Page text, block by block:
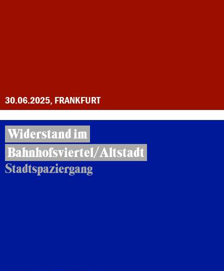
30.06.2025, FRANKFURT
Widerstand im
Bahnhofsviertel/Altstadt
Stadtspaziergang